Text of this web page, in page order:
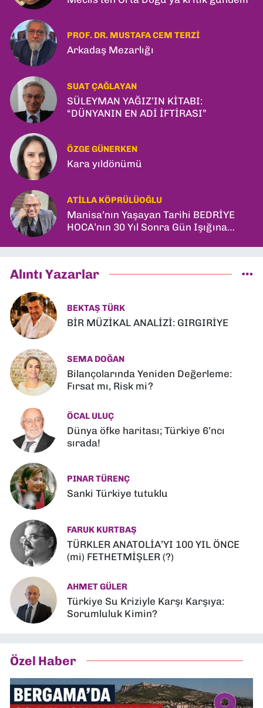
PROF. DR. MUSTAFA CEM TERZI
Arkadaş Mezarlığı
SUAT ÇAĞLAYAN
SÜLEYMAN YAĞIZ’IN KİTABI:
“DÜNYANIN EN ADİ İFTİRASI”
ÖZGE GÜNERKEN
Kara yıldönümü
ATILLA KÖPRÜLÜOĞLU
Manisa’nın Yaşayan Tarihi BEDRİYE
HOCA’nın 30 Yıl Sonra Gün Işığına
Alıntı Yazarlar
BEKTAŞ TÜRK
BİR MÜZİKAL ANALİZİ: GIRGIRİYE
SEMA DOĞAN
Bilançolarında Yeniden Değerleme:
Fırsat mı, Risk mi?
ÖCAL ULUÇ
Dünya öfke haritası; Türkiye 6’ncı
sırada!
PINAR TÜRENÇ
Sanki Türkiye tutuklu
FARUK KURTBAŞ
TÜRKLER ANATOLİA’YI 100 YIL ÖNCE
(mi) FETHETMİŞLER (?)
AHMET GÜLER
Türkiye Su Kriziyle Karşı Karşıya:
Sorumluluk Kimin?
Özel Haber